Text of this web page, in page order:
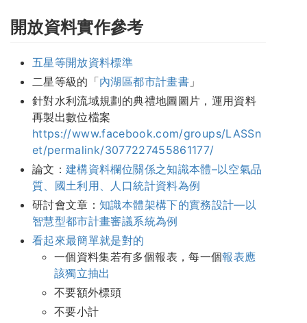
開放資料實作參考
五星等開放資料標準
二星等級的「內湖區都市計畫書」
針對水利流域規劃的典禮地圖圖片，運用資料
再製出數位檔案
https://www.facebook.com/groups/LASSn
et/permalink/3077227455861177/
論文：建構資料欄位關係之知識本體–以空氣品
質、國土利用、人口統計資料為例
研討會文章：知識本體架構下的實務設計—以
智慧型都市計畫審議系統為例
看起來最簡單就是對的
一個資料集若有多個報表，每一個報表應
該獨立抽出
不要額外標頭
不要小計